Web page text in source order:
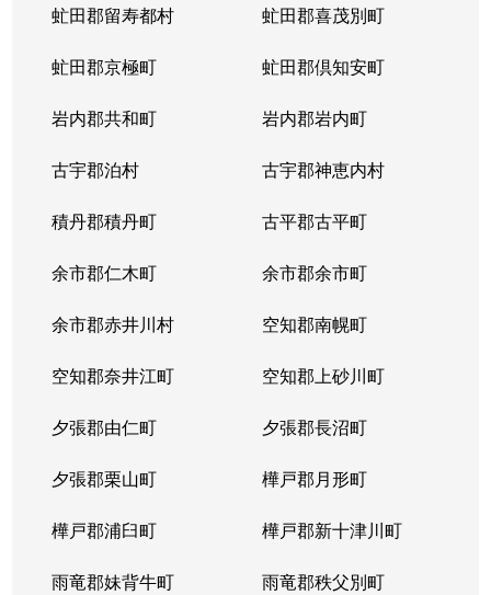
虻田郡留寿都村 虻田郡喜茂別町
虻田郡京極町 虻田郡倶知安町
岩内郡共和町 岩内郡岩内町
古宇郡泊村 古宇郡神恵内村
積丹郡積丹町 古平郡古平町
余市郡仁木町 余市郡余市町
余市郡赤井川村 空知郡南幌町
空知郡奈井江町 空知郡上砂川町
夕張郡由仁町 夕張郡長沼町
夕張郡栗山町 樺戸郡月形町
樺戸郡浦臼町 樺戸郡新十津川町
雨竜郡妹背牛町 雨竜郡秩父別町